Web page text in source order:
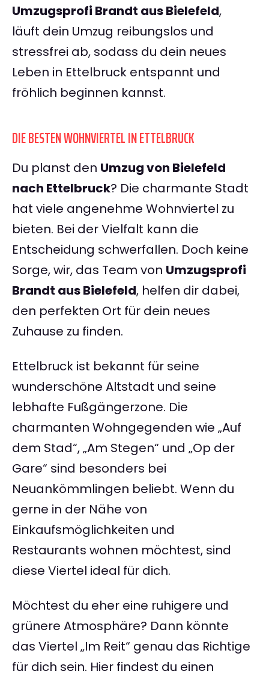
Umzugsprofi Brandt aus Bielefeld,
läuft dein Umzug reibungslos und
stressfrei ab, sodass du dein neues
Leben in Ettelbruck entspannt und
fröhlich beginnen kannst.
DIE BESTEN WOHNVIERTEL IN ETTELBRUCK
Du planst den Umzug von Bielefeld
nach Ettelbruck? Die charmante Stadt
hat viele angenehme Wohnviertel zu
bieten. Bei der Vielfalt kann die
Entscheidung schwerfallen. Doch keine
Sorge, wir, das Team von Umzugsprofi
Brandt aus Bielefeld, helfen dir dabei,
den perfekten Ort für dein neues
Zuhause zu finden.
Ettelbruck ist bekannt für seine
wunderschöne Altstadt und seine
lebhafte Fußgängerzone. Die
charmanten Wohngegenden wie „Auf
dem Stad“, „Am Stegen“ und „Op der
Gare“ sind besonders bei
Neuankömmlingen beliebt. Wenn du
gerne in der Nähe von
Einkaufsmöglichkeiten und
Restaurants wohnen möchtest, sind
diese Viertel ideal für dich.
Möchtest du eher eine ruhigere und
grünere Atmosphäre? Dann könnte
das Viertel „Im Reit“ genau das Richtige
für dich sein. Hier findest du einen